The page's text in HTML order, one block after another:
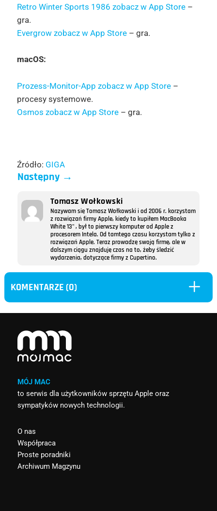
Retro Winter Sports 1986 zobacz w App Store–
gra.
Evergrow zobacz w App Store– gra.
macOS:
Prozess-Monitor-App zobacz w App Store–
procesy systemowe.
Osmos zobacz w App Store– gra.
Źródło: GIGA
Następny→
Tomasz Wołkowski
Nazywam się Tomasz Wołkowski i od 2006 r. korzystam
z rozwiązań firmy Apple, kiedy to kupiłem MacBooka
White 13" , był to pierwszy komputer od Apple z
procesorem Intela. Od tamtego czasu korzystam tylko z
rozwiązań Apple. Teraz prowadzę swoją firmę, ale w
dalszym ciągu znajduję czas na to, żeby śledzić
wydarzenia, dotyczące firmy z Cupertino.
KOMENTARZE (0) L
MÓJ MAC
to serwis dla użytkowników sprzętu Apple oraz
sympatyków nowych technologii.
O nas
Współpraca
Proste poradniki
Archiwum Magzynu